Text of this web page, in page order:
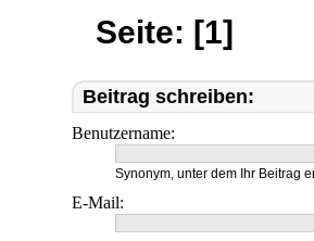
Seite: [1]
Beitrag schreiben:
Benutzername:
Synonym, unter dem Ihr Beitrag
E-Mail: